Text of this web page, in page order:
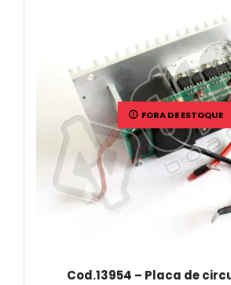
FORA DE ESTOQUE
Cod.13954 – Placa de